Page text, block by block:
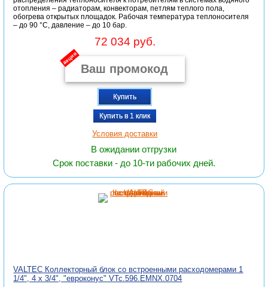
отопления – радиаторам, конвекторам, петлям теплого пола,
обогрева открытых площадок. Рабочая температура теплоносителя
– до 90 °С, давление – до 10 бар.
72 034 руб.
акция
Купить
Купить в 1 клик
Условия доставки
В ожидании отгрузки
Срок поставки - до 10-ти рабочих дней.
VALTEC Коллекторный блок со встроенными расходомерами 1
1/4", 4 x 3/4", "евроконус" VTc.596.EMNX.0704